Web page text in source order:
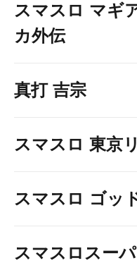
スマスロ マギ
カ外伝
真打 吉宗
スマスロ 東京
スマスロ ゴッ
スマスロスー